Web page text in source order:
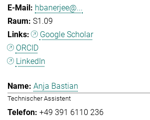
hbanerjee@...
S1.09
Google Scholar
ORCID
LinkedIn
Anja Bastian
Technischer Assistent
+49 391 6110 236